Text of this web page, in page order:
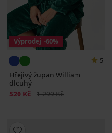
Výprodej -60%
5
Hřejivý župan William
dlouhý
Sleva
520 Kč Původní cena
1 299 Kč